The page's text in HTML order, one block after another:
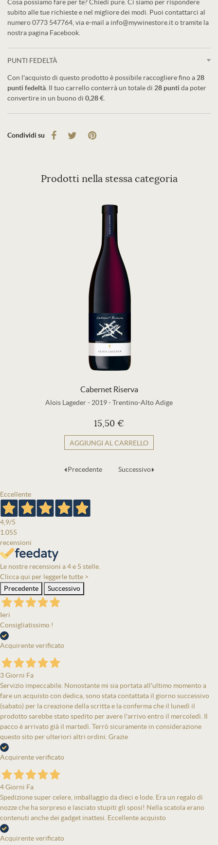
Cosa possiamo fare per te? Chiedi pure. Ci siamo per rispondere
subito alle tue richieste e nel migliore dei modi. Puoi contattarci al
numero 0773 547764, via e-mail a info@mywinestore.it o tramite la
nostra pagina Facebook.
PUNTI FEDELTÀ
Con l'acquisto di questo prodotto è possibile raccogliere fino a 28
punti fedeltà . Il tuo carrello conterrà un totale di 28 punti da poter
convertire in un buono di 0,28 €
Condividi su
Prodotti nella stessa categoria
Cabernet Riserva
Alois Lageder- 2019-Trentino-Alto Adige
15,50 €
AGGIUNGI AL CARRELLO
Precedente Successivo
Eccellente
4,9/5
1.055
recensioni
Le nostre recensioni a 4 e 5 stelle.
Clicca qui per leggerle tutte >
Precedente
Successivo
Ieri
Consigliatissimo !
Acquirente verificato
3 Giorni Fa
Servizio impeccabile. Nonostante mi sia portata all'ultimo momento a
fare un acquisto con dedica, sono stata contattata il giorno successivo
(sabato) per la creazione della scritta e la conferma che il lunedì il
prodotto sarebbe stato spedito per avere l'arrivo entro il mercoledì. Il
pacco è arrivato già il martedì. Terrò sicuramente in considerazione
questo sito per ulteriori altri ordini. Grazie
Acquirente verificato
4 Giorni Fa
Spedizione super celere, imballaggio da dieci e lode. Era un regalo di
nozze che ha sorpreso e lasciato stupiti gli sposi! Nella scatola erano
contenuti anche dei gadget inattesi. Eccellente acquisto
Acquirente verificato